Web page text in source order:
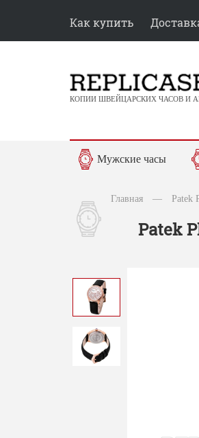
Как купить
КОПИИ ШВЕЙЦАРСКИХ ЧАСОВ И
Мужские часы
Главная — Patek
Patek